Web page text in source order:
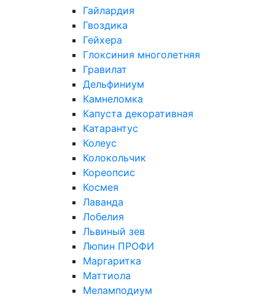
Гайлардия
Гвоздика
Гейхера
Глоксиния многолетняя
Гравилат
Дельфиниум
Камнеломка
Капуста декоративная
Катарантус
Колеус
Колокольчик
Кореопсис
Космея
Лаванда
Лобелия
Львиный зев
Люпин ПРОФИ
Маргаритка
Маттиола
Меламподиум